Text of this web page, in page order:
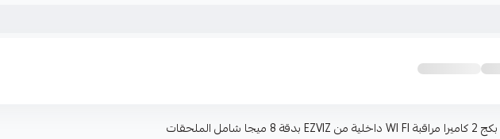
بكج 2 كاميرا مراقبة WI FI داخلية من EZVIZ بدقة 8 ميجا شامل الملحقات